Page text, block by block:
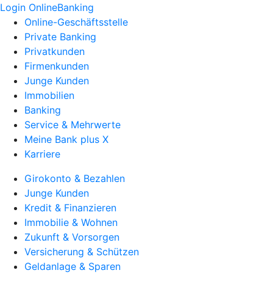
Login OnlineBanking
Online-Geschäftsstelle
Private Banking
Privatkunden
Firmenkunden
Junge Kunden
Immobilien
Banking
Service & Mehrwerte
Meine Bank plus X
Karriere
Girokonto & Bezahlen
Junge Kunden
Kredit & Finanzieren
Immobilie & Wohnen
Zukunft & Vorsorgen
Versicherung & Schützen
Geldanlage & Sparen